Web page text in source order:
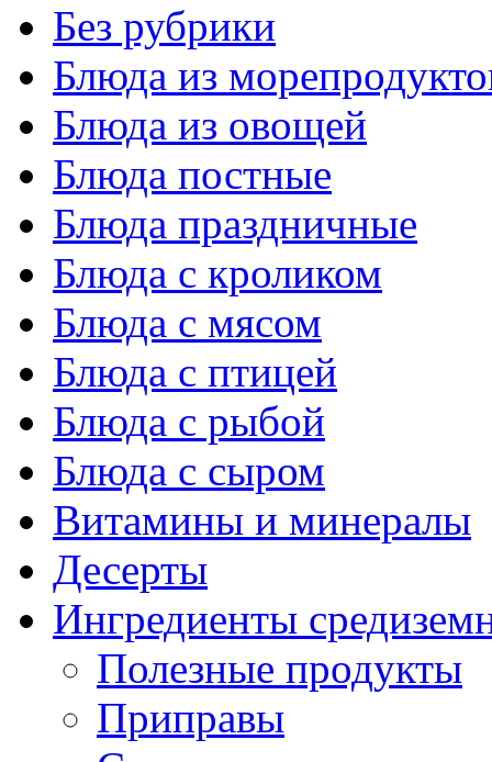
Без рубрики
Блюда из
Блюда из овощей
Блюда постные
Блюда праздничные
Блюда с кроликом
Блюда с мясом
Блюда с птицей
Блюда с рыбой
Блюда с сыром
Витамины и минералы
Десерты
Ингредиенты
Полезные продукты
Приправы